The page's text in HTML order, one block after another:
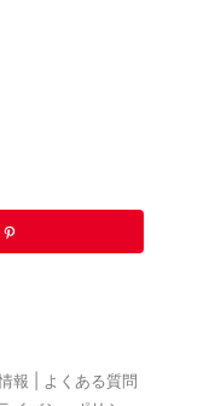
報
よくある質問